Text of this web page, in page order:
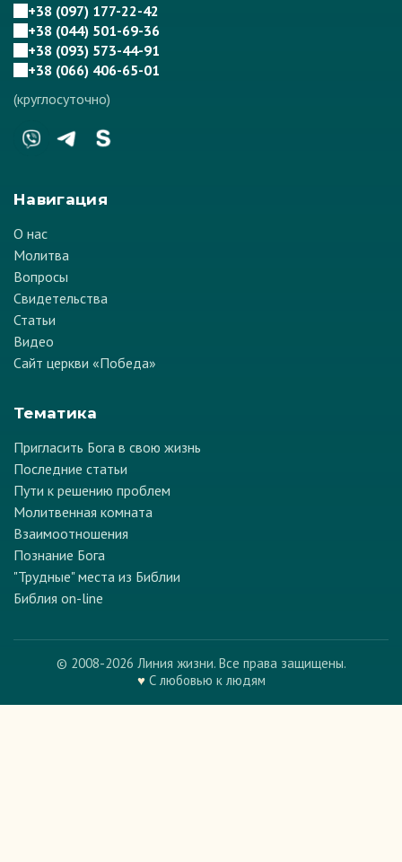
+38 (097) 177-22-42
+38 (044) 501-69-36
+38 (093) 573-44-91
+38 (066) 406-65-01
(круглосуточно)
Навигация
О нас
Молитва
Вопросы
Свидетельства
Статьи
Видео
Сайт церкви «Победа»
Тематика
Пригласить Бога в свою жизнь
Последние статьи
Пути к решению проблем
Молитвенная комната
Взаимоотношения
Познание Бога
"Трудные" места из Библии
Библия on-line
© 2008-2026 Линия жизни. Все права защищены.
♥С любовью к людям